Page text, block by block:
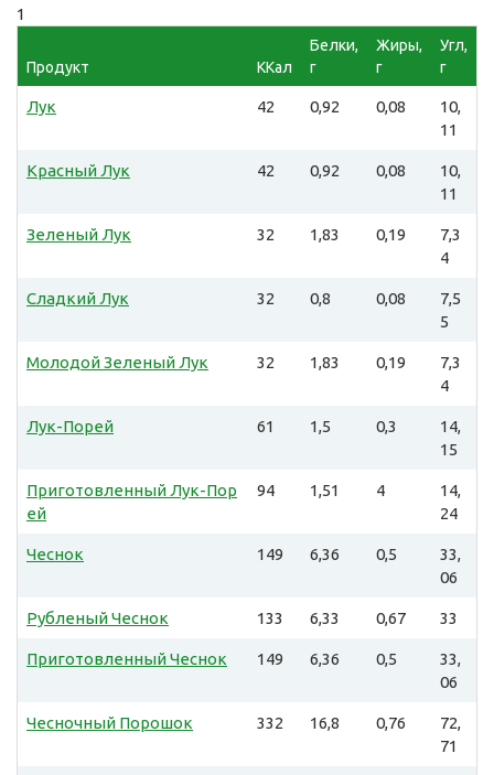
1
Продукт ККал
Белки,
г
Жиры,
г
Угл,
г
Лук 42 0,92 0,08
10,
11
Красный Лук 42 0,92 0,08
10,
11
Зеленый Лук 32 1,83 0,19
7,3
4
Сладкий Лук 32 0,8 0,08
7,5
5
Молодой Зеленый Лук 32 1,83 0,19
7,3
4
Лук-Порей 61 1,5 0,3
14,
15
Приготовленный Лук-Пор
ей
94 1,51 4
14,
24
Чеснок 149 6,36 0,5
33,
06
Рубленый Чеснок 133 6,33 0,67 33
Приготовленный Чеснок 149 6,36 0,5
33,
06
Чесночный Порошок 332 16,8 0,76
72,
71